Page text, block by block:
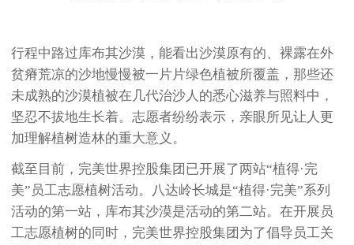
行程中路过库布其沙漠，能看出沙漠原有的、裸露在外
贫瘠荒凉的沙地慢慢被一片片绿色植被所覆盖，那些还
未成熟的沙漠植被在几代治沙人的悉心滋养与照料中，
坚忍不拔地生长着。志愿者纷纷表示，亲眼所见让人更
加理解植树造林的重大意义。
截至目前，完美世界控股集团已开展了两站“植得·完
美”员工志愿植树活动。八达岭长城是“植得·完美”系列
活动的第一站，库布其沙漠是活动的第二站。在开展员
工志愿植树的同时，完美世界控股集团为了倡导员工关